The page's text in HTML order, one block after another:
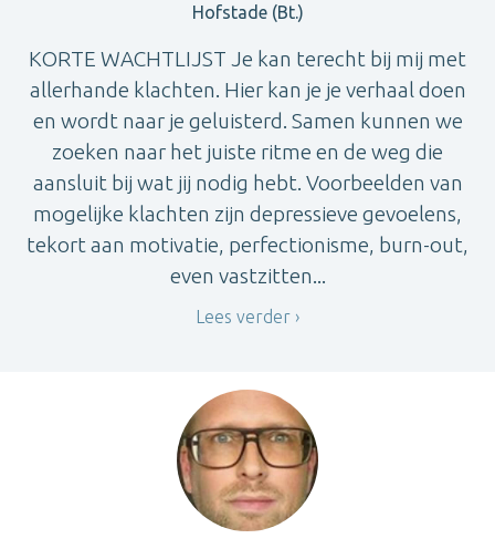
Hofstade (Bt.)
KORTE WACHTLIJST Je kan terecht bij mij met
allerhande klachten. Hier kan je je verhaal doen
en wordt naar je geluisterd. Samen kunnen we
zoeken naar het juiste ritme en de weg die
aansluit bij wat jij nodig hebt. Voorbeelden van
mogelijke klachten zijn depressieve gevoelens,
tekort aan motivatie, perfectionisme, burn-out,
even vastzitten...
Lees verder